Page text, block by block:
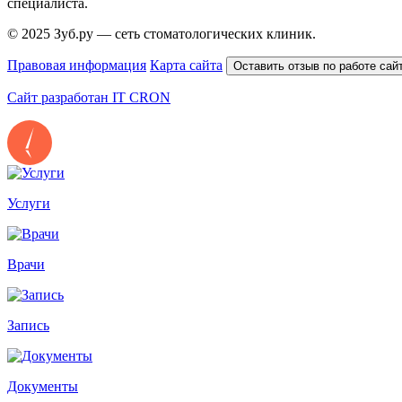
специалиста.
© 2025 Зуб.ру — сеть стоматологических клиник.
Правовая информация Карта сайта Оставить отзыв по работе
Сайт разработан IT CRON
Услуги
Врачи
Запись
Документы